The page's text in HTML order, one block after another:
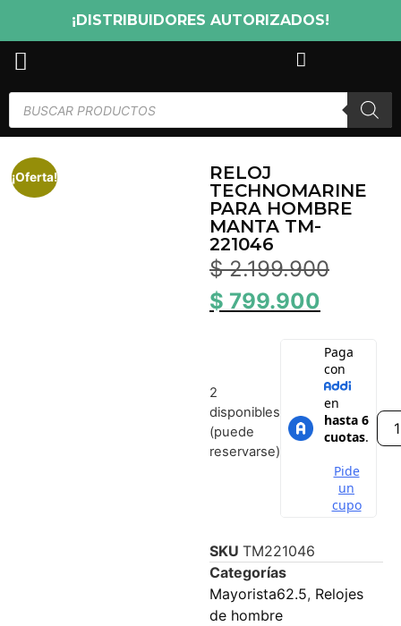
¡DISTRIBUIDORES AUTORIZADOS!
¡Oferta!
RELOJ
TECHNOMARINE
PARA HOMBRE
MANTA TM-
221046
$2.199.900
$ 799.900
2
disponibles
(puede
reservarse)
SKU TM221046
Categorías
Mayorista62.5, Relojes
de hombre